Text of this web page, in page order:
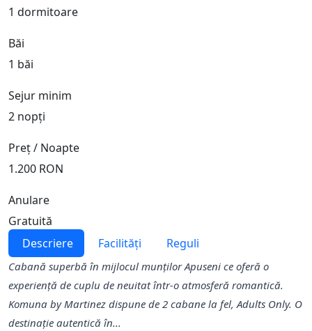
1 dormitoare
Băi
1 băi
Sejur minim
2 nopți
Preț / Noapte
1.200 RON
Anulare
Gratuită
Descriere
Facilități Reguli
Cabană superbă în mijlocul munților Apuseni ce oferă o
experiență de cuplu de neuitat într-o atmosferă romantică.
Komuna by Martinez dispune de 2 cabane la fel, Adults Only. O
destinație autentică în...